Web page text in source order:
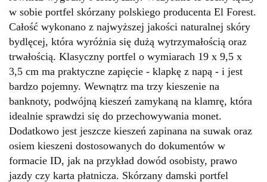
w sobie portfel skórzany polskiego producenta El Forest.
Całość wykonano z najwyższej jakości naturalnej skóry
bydlęcej, która wyróżnia się dużą wytrzymałością oraz
trwałością. Klasyczny portfel o wymiarach 19 x 9,5 x
3,5 cm ma praktyczne zapięcie - klapkę z napą - i jest
bardzo pojemny. Wewnątrz ma trzy kieszenie na
banknoty, podwójną kieszeń zamykaną na klamrę, która
idealnie sprawdzi się do przechowywania monet.
Dodatkowo jest jeszcze kieszeń zapinana na suwak oraz
osiem kieszeni dostosowanych do dokumentów w
formacie ID, jak na przykład dowód osobisty, prawo
jazdy czy karta płatnicza. Skórzany damski portfel